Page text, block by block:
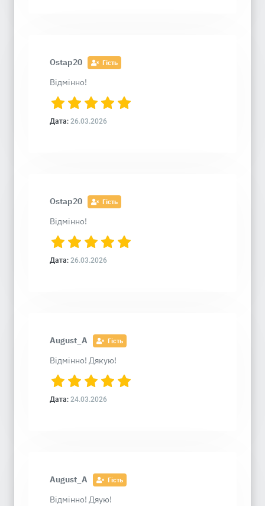
Ostap20 Гість
Відмінно!
Дата: 26.03.2026
Ostap20 Гість
Відмінно!
Дата: 26.03.2026
August_A Гість
Відмінно! Дякую!
Дата: 24.03.2026
August_A Гість
Відмінно! Дяую!